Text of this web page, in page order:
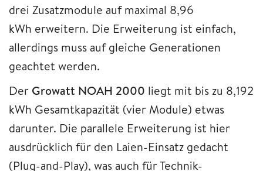
drei Zusatzmodule auf maximal 8,96
kWh erweitern. Die Erweiterung ist einfach,
allerdings muss auf gleiche Generationen
geachtet werden.
Der Growatt NOAH 2000 liegt mit bis zu 8,192
kWh Gesamtkapazität (vier Module) etwas
darunter. Die parallele Erweiterung ist hier
ausdrücklich für den Laien-Einsatz gedacht
(Plug-and-Play), was auch für Technik-